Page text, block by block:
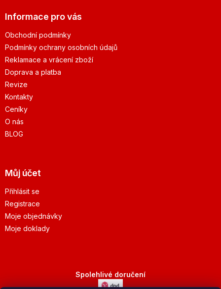
Informace pro vás
Obchodní podmínky
Podmínky ochrany osobních údajů
Reklamace a vrácení zboží
Doprava a platba
Revize
Kontakty
Ceníky
O nás
BLOG
Můj účet
Přihlásit se
Registrace
Moje objednávky
Moje doklady
Spolehlivé doručení